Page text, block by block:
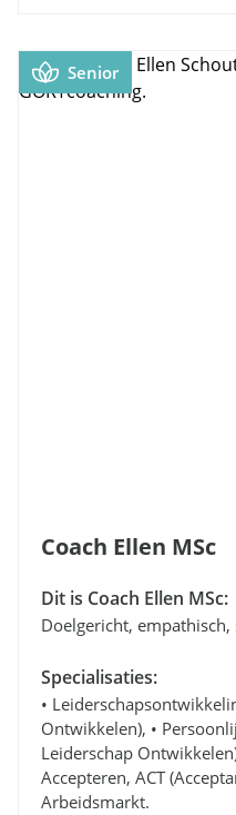
Senior
Coach Ellen MSc
Dit is Coach Ellen MSc:
Doelgericht,
Specialisaties:
•
Ontwikkelen), •
Leiderschap
Accepteren, ACT
Arbeidsmarkt.